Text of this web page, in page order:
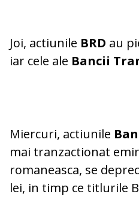
Joi, actiunile BRD au
iar cele ale Bancii
Miercuri, actiunile
mai tranzactionat
romaneasca, se
lei, in timp ce titlurile